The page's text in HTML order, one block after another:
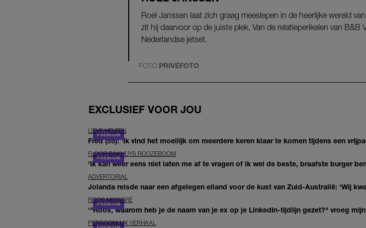
Roel Janssen laat zich graag meeslepen in de heerlijke wereld
zit hij daarvoor op de juiste plek. Van de relatieperikelen van
Nederlandse jetset.
FOTO PRIVÉFOTO
EXCLUSIEF VOOR JOU
LIEVE HELEEN
Fred (55): 'Ik vind het moeilijk om meerdere keren klaar te komen tijdens een
FLOOR BAKHUYS ROOZEBOOM
'Ik kan weer eens niet laten me af te vragen of ik wel de beste, braafste burger
ADVERTORIAL
Jolanda reisde naar een afgelegen eiland voor de kust van Zuid-Australië: 'Wij
ROOS MOGGRÉ
'"Roos, waarom heb je de naam van je ex op je LinkedIn-tijdlijn gezet?" vroeg
PERSOONLIJK VERHAAL